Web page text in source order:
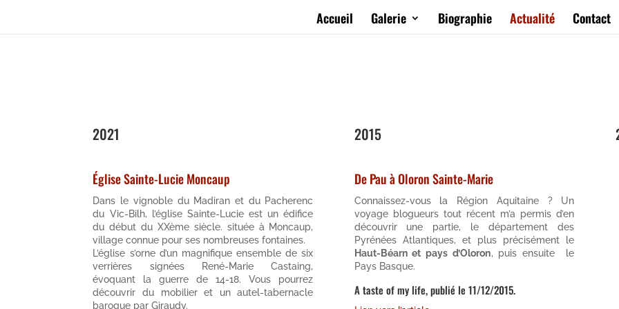
Accueil Galerie Biographie Actualité Contact
2021
Église Sainte-Lucie Moncaup
Dans le vignoble du Madiran et du Pacherenc
du Vic-Bilh, l’église Sainte-Lucie est un édifice
du début du XXème siècle. située à Moncaup,
village connue pour ses nombreuses fontaines.
L’église s’orne d’un magnifique ensemble de six
verrières signées René-Marie Castaing,
évoquant la guerre de 14-18. Vous pourrez
découvrir du mobilier et un autel-tabernacle
baroque par Giraudy.
2015
De Pau à Oloron Sainte-Marie
Connaissez-vous la Région Aquitaine ? Un
voyage blogueurs tout récent m’a permis d’en
découvrir une partie, le département des
Pyrénées Atlantiques, et plus précisément le
Haut-Béarn et pays d’Oloron, puis ensuite le
Pays Basque.
A taste of my life, publié le 11/12/2015.